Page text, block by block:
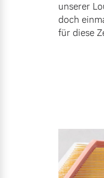
unserer
doch
für diese